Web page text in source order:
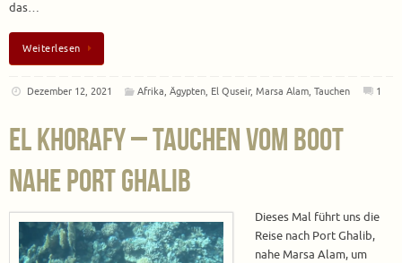
das…
Weiterlesen
Dezember 12, 2021 Afrika ,Ägypten El Quseir,Marsa Alam ,Tauchen 1
El Khorafy – Tauchen vom Boot
nahe Port Ghalib
Dieses Mal führt uns die
Reise nach Port Ghalib,
nahe Marsa Alam, um